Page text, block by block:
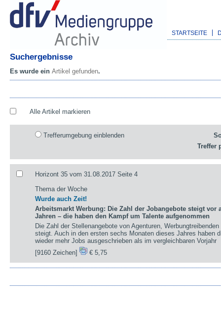
STARTSEITE
Suchergebnisse
Es wurde ein Artikel gefunden.
Alle Artikel markieren
Trefferumgebung einblenden
Treffer
Horizont 35 vom 31.08.2017 Seite 4
Thema der Woche
Wurde auch Zeit!
Arbeitsmarkt Werbung: Die Zahl der Jobangebote steigt vor
Jahren – die haben den Kampf um Talente aufgenommen
Die Zahl der Stellenangebote von Agenturen,
steigt. Auch in den ersten sechs Monaten dieses Jahres haben
wieder mehr Jobs ausgeschrieben als im vergleichbaren Vorjahr
[9160 Zeichen]
€ 5,75